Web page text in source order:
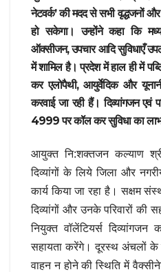
नेटवर्क’ की मदद से सभी वृद्धजनों
हो सकेगा। उन्होंने कहा कि
ऑक्सीजन, उपचार आदि सुविधाएँ
में शामिल है। प्रदेश में हाल ही में
कर एलोपैथी, आयुर्वेदिक और
करवाई जा रही हैं। दिव्यांगजन
4999 पर कॉल कर सुविधा का
आयुक्त नि:शक्तजन कल्याण
दिव्यांगों के लिये जिला और
कार्य किया जा रहा है। सक्षम
दिव्यांगों और उनके परिवारों की
नियुक्त वॉलेंटियर्स
सहायता करेंगे। दूरस्थ अंचलों के
वाहन न होने की स्थिति में